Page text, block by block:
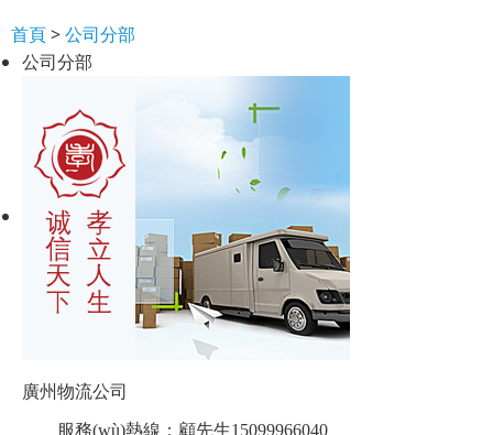
首頁>公司分部
公司分部
廣州物流公司
服務(wù)熱線：顧先生15099966040